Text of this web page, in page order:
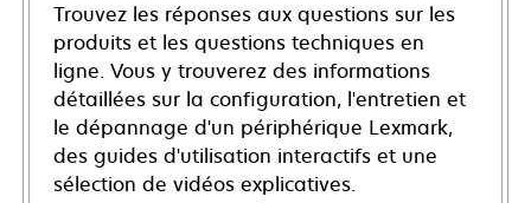
Trouvez les réponses aux questions sur les
produits et les questions techniques en
ligne. Vous y trouverez des informations
détaillées sur la configuration, l'entretien et
le dépannage d'un périphérique Lexmark,
des guides d'utilisation interactifs et une
sélection de vidéos explicatives.